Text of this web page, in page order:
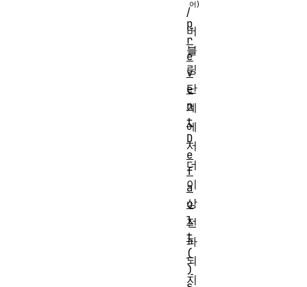
/
버
블
링
단
계
에
서
더
이
상
전
파
되
지
p
r
e
v
e
n
t
D
e
f
a
u
l
t
(
)